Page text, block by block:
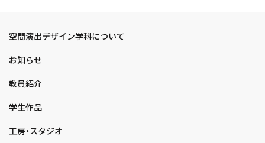
空間演出デザイン学科について
お知らせ
教員紹介
学生作品
工房・スタジオ